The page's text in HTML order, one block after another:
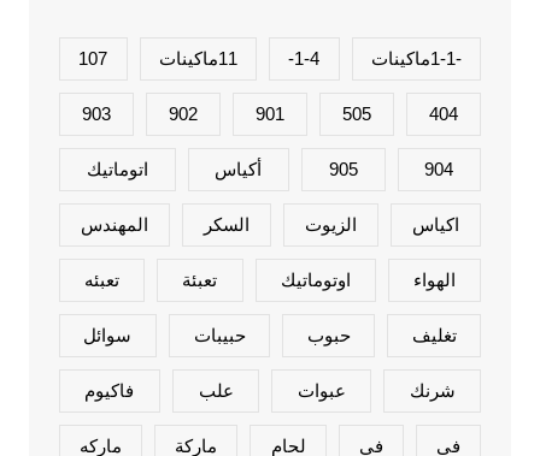
-1-1ماكينات 1-4- 11ماكينات 107
404
505
901
902
903
904
905 أكياس اتوماتيك
اكياس الزيوت السكر المهندس
الهواء اوتوماتيك تعبئة تعبئه
تغليف حبوب حبيبات سوائل
شرنك عبوات علب فاكيوم
فى في لحام ماركة ماركه